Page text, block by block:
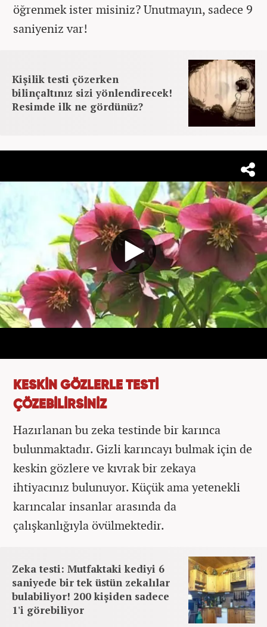
öğrenmek ister misiniz? Unutmayın, sadece 9
saniyeniz var!
Kişilik testi çözerken
bilinçaltınız sizi yönlendirecek!
Resimde ilk ne gördünüz?
KESKİN GÖZLERLE TESTİ
ÇÖZEBİLİRSİNİZ
Hazırlanan bu zeka testinde bir karınca
bulunmaktadır. Gizli karıncayı bulmak için de
keskin gözlere ve kıvrak bir zekaya
ihtiyacınız bulunuyor. Küçük ama yetenekli
karıncalar insanlar arasında da
çalışkanlığıyla övülmektedir.
Zeka testi: Mutfaktaki kediyi 6
saniyede bir tek üstün zekalılar
bulabiliyor! 200 kişiden sadece
1'i görebiliyor